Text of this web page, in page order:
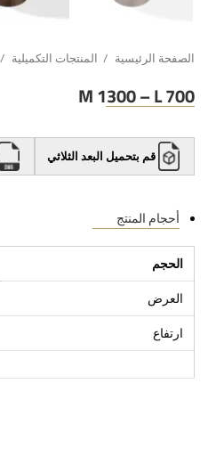
الصفحة الرئيسية المنتجات التكميلية
M 1300 – L 700
قم بتحميل البعد الثلاثي
أحجام المنتج
الحجم
العرض
ارتفاع